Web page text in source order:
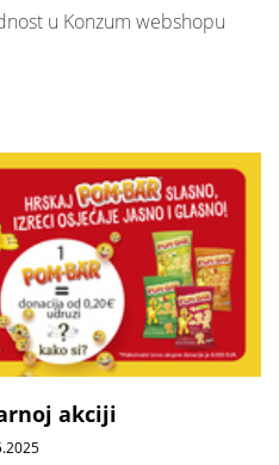
u Konzum webshopu
akciji